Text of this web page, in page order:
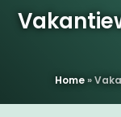
Home»